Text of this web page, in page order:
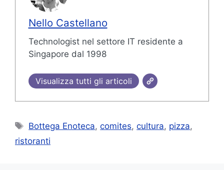
Nello Castellano
Technologist nel settore IT residente a
Singapore dal 1998
Visualizza tutti gli articoli
Tag
Bottega Enoteca,comites,cultura, pizza,
ristoranti